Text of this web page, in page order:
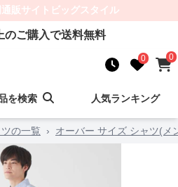
販サイト ビッグスタイル
のご購入で送料無料
0 0
を検索 人気ランキング
の一覧 › オーバー サイズ シャツ(メ